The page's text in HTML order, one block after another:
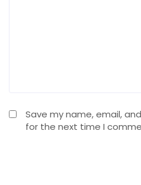
Save my name, email,
for the next time I